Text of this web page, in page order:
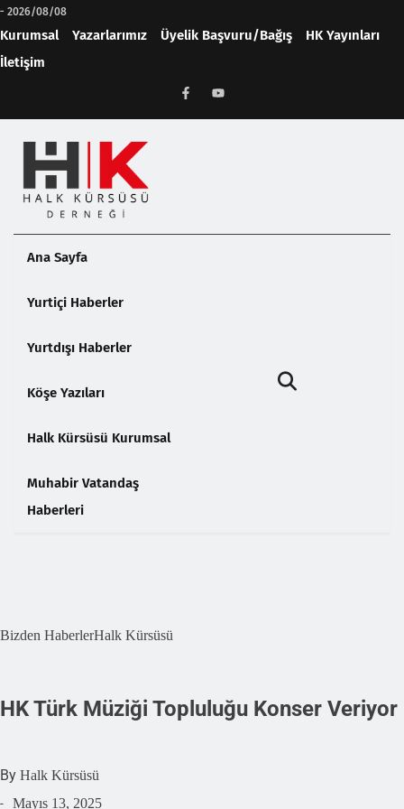
- 2026/08/08
Kurumsal Yazarlarımız Üyelik Başvuru/Bağış
HK Yayınları
İletişim
Ana Sayfa
Yurtiçi Haberler
Yurtdışı Haberler
Köşe Yazıları
Halk Kürsüsü Kurumsal
Muhabir Vatandaş
Haberleri
Bizden HaberlerHalk Kürsüsü
HK Türk Müziği Topluluğu Konser Veriyor
By Halk Kürsüsü
- Mayıs 13, 2025